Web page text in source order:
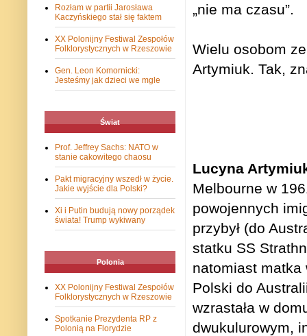
„nie ma czasu”.
Wielu osobom
Artymiuk. Tak,
Lucyna
Melbourne w
powojennych
przybył (do
statku SS
natomiast matka
Polski do
wzrastała w
dwukulurowym,
Rozłam w partii Jarosława
Kaczyńskiego stał się faktem
XX Polonijny Festiwal Zespołów
Folklorystycznych w Rzeszowie
Gen. Leon Komornicki:
Jesteśmy jak dzieci we mgle
Świat
Prof. Jeffrey Sachs: NATO w
stanie cakowitego chaosu
Pakt migracyjny wszedł w życie.
Jakie wyjście dla Polski?
Xi i Putin budują nowy porządek
świata! Trump wykiwany
Polonia
XX Polonijny Festiwal Zespołów
Folklorystycznych w Rzeszowie
Spotkanie Prezydenta RP z
Polonią na Florydzie